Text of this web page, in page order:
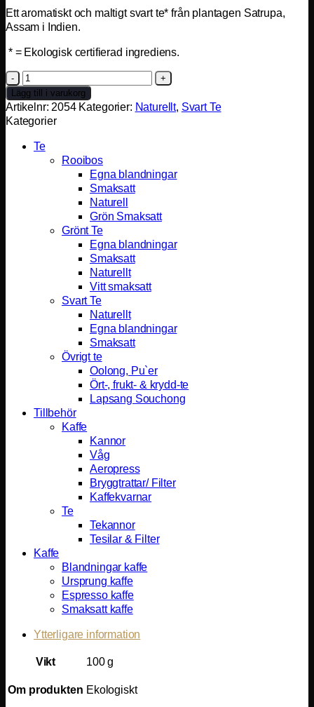
Ett aromatiskt och maltigt svart te* från plantagen Satrupa,
Assam i Indien.
* = Ekologisk certifierad ingrediens.
Assam
TGFOP
1
Satrupa
mängd
Lägg till i varukorg
Artikelnr: 2054 Kategorier: Naturellt, Svart Te
Kategorier
Te
Rooibos
Egna blandningar
Smaksatt
Naturell
Grön Smaksatt
Grönt Te
Egna blandningar
Smaksatt
Naturellt
Vitt smaksatt
Svart Te
Naturellt
Egna blandningar
Smaksatt
Övrigt te
Oolong, Pu`er
Ört-, frukt- & krydd-te
Lapsang Souchong
Tillbehör
Kaffe
Kannor
Våg
Aeropress
Bryggtrattar/ Filter
Kaffekvarnar
Te
Tekannor
Tesilar & Filter
Kaffe
Blandningar kaffe
Ursprung kaffe
Espresso kaffe
Smaksatt kaffe
Ytterligare information
Vikt 100 g
Om produkten Ekologiskt